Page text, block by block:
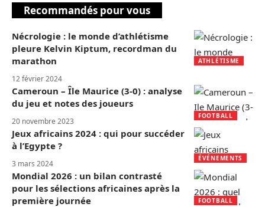
Recommandés pour vous
ATHLÉTISME
Nécrologie : le monde d’athlétisme
pleure Kelvin Kiptum, recordman du
marathon
12 février 2024
FOOTBALL
Cameroun – Île Maurice (3-0) : analyse
du jeu et notes des joueurs
20 novembre 2023
ÉVÉNEMENTS
Jeux africains 2024 : qui pour succéder
à l’Egypte ?
3 mars 2024
FOOTBALL
Mondial 2026 : un bilan contrasté
pour les sélections africaines après la
première journée